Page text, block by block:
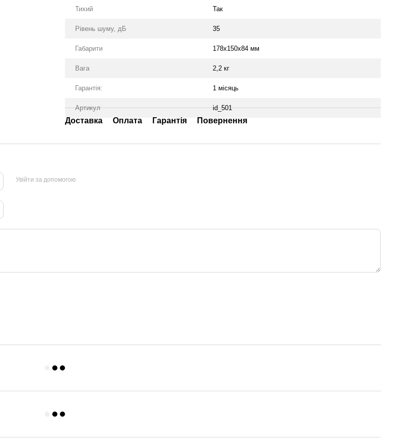
Тихий Так
Рівень шуму, дБ 35
Габарити 178x150x84 мм
Вага 2,2 кг
Гарантія: 1 місяць
Артикул id_501
Доставка Оплата Гарантія Повернення
Увійти за допомогою